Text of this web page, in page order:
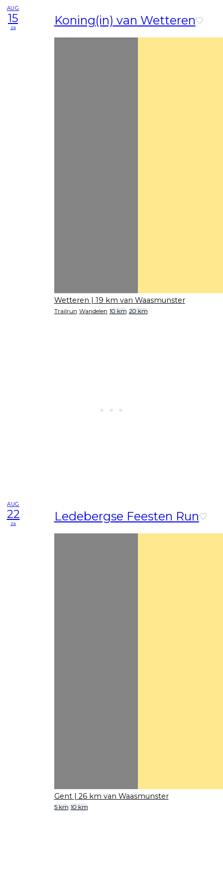
AUG
15
za Koning(in) van Wetteren
Wetteren | 19 km van Waasmunster
Trailrun Wandelen 10 km 20 km
AUG
22
za Ledebergse Feesten Run
Gent | 26 km van Waasmunster
5 km 10 km